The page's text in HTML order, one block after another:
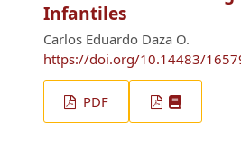
Infantiles
Carlos Eduardo Daza O.
https://doi.org/10.14483/
PDF